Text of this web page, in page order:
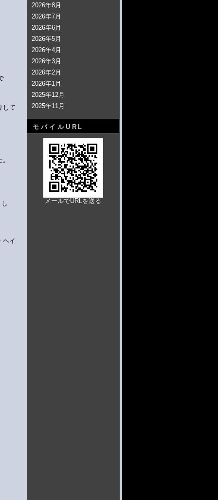
して
ヘイ
2026年8月
2026年7月
2026年6月
2026年5月
2026年4月
2026年3月
2026年2月
2026年1月
2025年12月
2025年11月
モバイルURL
メールでURLを送る